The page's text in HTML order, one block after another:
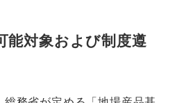
能対象および制度遵